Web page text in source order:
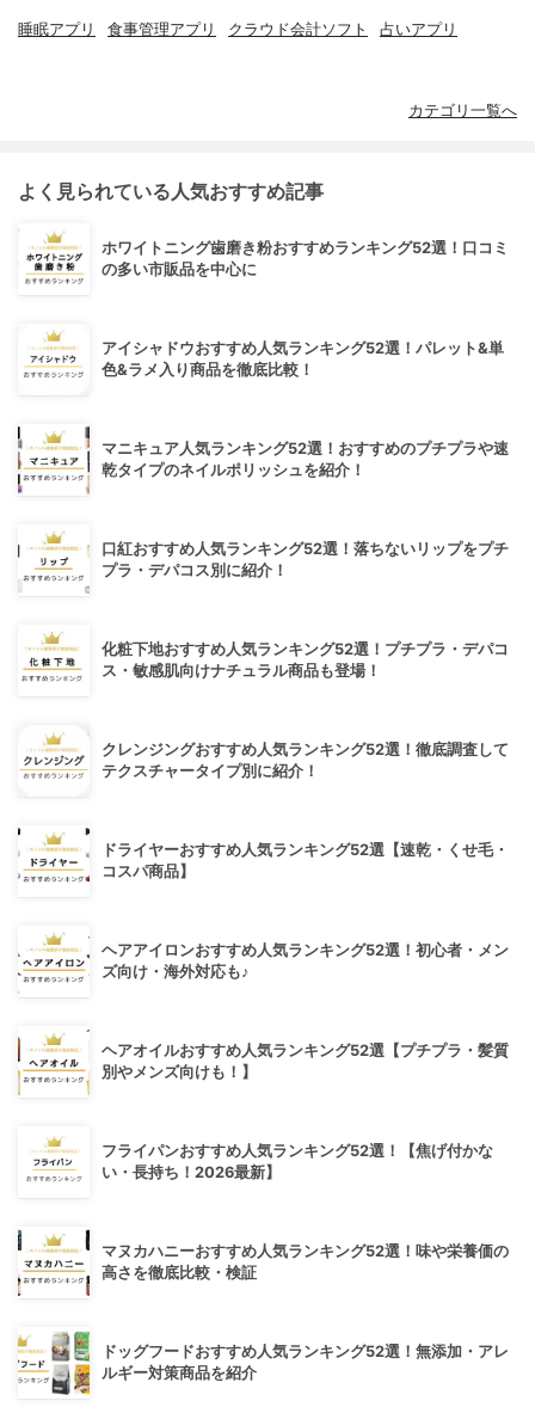
睡眠アプリ 食事管理アプリ クラウド会計ソフト 占いアプリ
カテゴリ一覧へ
よく見られている人気おすすめ記事
ホワイトニング歯磨き粉おすすめランキング52選！口コミ
の多い市販品を中心に
アイシャドウおすすめ人気ランキング52選！パレット&単
色&ラメ入り商品を徹底比較！
マニキュア人気ランキング52選！おすすめのプチプラや速
乾タイプのネイルポリッシュを紹介！
口紅おすすめ人気ランキング52選！落ちないリップをプチ
プラ・デパコス別に紹介！
化粧下地おすすめ人気ランキング52選！プチプラ・デパコ
ス・敏感肌向けナチュラル商品も登場！
クレンジングおすすめ人気ランキング52選！徹底調査して
テクスチャータイプ別に紹介！
ドライヤーおすすめ人気ランキング52選【速乾・くせ毛・
コスパ商品】
ヘアアイロンおすすめ人気ランキング52選！初心者・メン
ズ向け・海外対応も♪
ヘアオイルおすすめ人気ランキング52選【プチプラ・髪質
別やメンズ向けも！】
フライパンおすすめ人気ランキング52選！【焦げ付かな
い・長持ち！2026最新】
マヌカハニーおすすめ人気ランキング52選！味や栄養価の
高さを徹底比較・検証
ドッグフードおすすめ人気ランキング52選！無添加・アレ
ルギー対策商品を紹介